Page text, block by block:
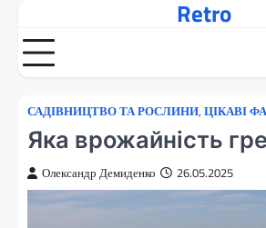
вмісту
Retro
САДІВНИЦТВО ТА РОСЛИНИ, ЦІКАВІ
Яка врожайність
Олександр Демиденко 26.05.2025